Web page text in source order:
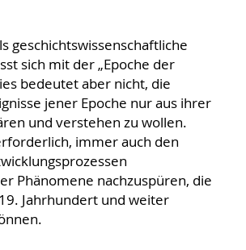
geschichtswissenschaftliche
sich mit der „Epoche der
bedeutet aber nicht, die
jener Epoche nur aus ihrer
und verstehen zu wollen.
immer auch den
Phänomene nachzuspüren, die
Jahrhundert und weiter